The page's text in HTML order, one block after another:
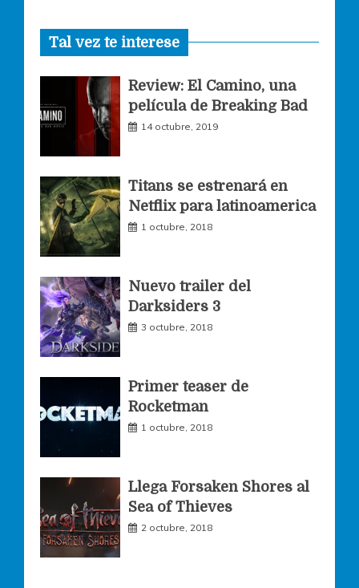
c
e
b
o
o
s
t
a
g
m
i
t
t
r
Tal vez te interese
Review: El Camino, una
película de Breaking Bad
14 octubre, 2019
Titans se estrenará en
Netflix para latinoamerica
1 octubre, 2018
Nuevo trailer del
Darksiders 3
3 octubre, 2018
Primer teaser de
Rocketman
1 octubre, 2018
Llega Forsaken Shores al
Sea of Thieves
2 octubre, 2018